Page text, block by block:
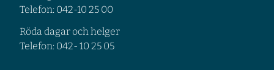
Telefon: 042-10 25 00
Röda dagar och helger
Telefon: 042- 10 25 05